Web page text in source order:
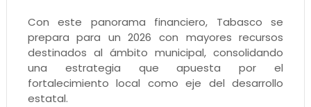
Con este panorama financiero, Tabasco se
prepara para un 2026 con mayores recursos
destinados al ámbito municipal, consolidando
una estrategia que apuesta por el
fortalecimiento local como eje del desarrollo
estatal.